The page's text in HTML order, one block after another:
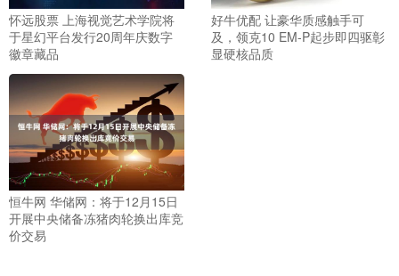
怀远股票 上海视觉艺术学院将
于星幻平台发行20周年庆数字
徽章藏品
好牛优配 让豪华质感触手可
及，领克10 EM-P起步即四驱彰
显硬核品质
恒牛网 华储网：将于12月15日
开展中央储备冻猪肉轮换出库竞
价交易